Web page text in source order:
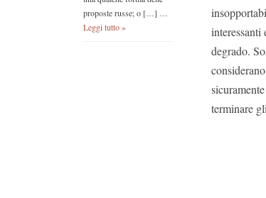
proposte russe; o […] …
Leggi tutto »
interessanti
degrado.
terminare